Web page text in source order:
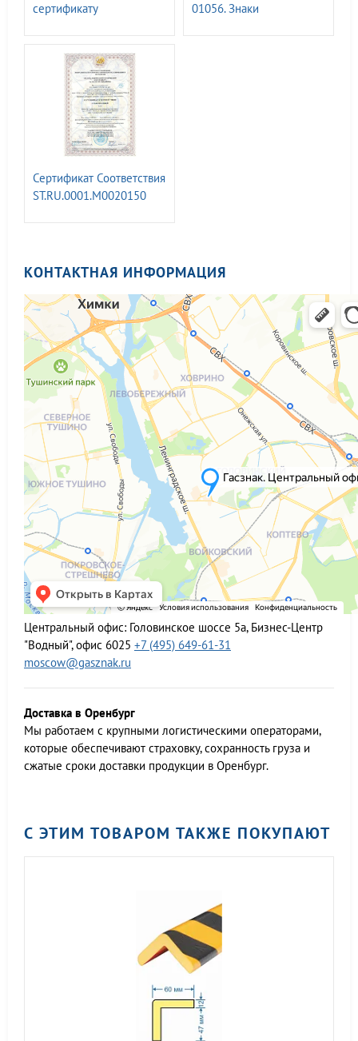
сертификату
применением
фотолюм.материалов.
ГОСТ 34428-2018
01056. Знаки
Сертификат Соответствия
ST.RU.0001.M0020150
КОНТАКТНАЯ ИНФОРМАЦИЯ
Центральный офис: Головинское шоссе 5а, Бизнес-Центр
"Водный", офис 6025 +7 (495) 649-61-31
moscow@gasznak.ru
Доставка в Оренбург
Мы работаем c крупными логистическими операторами,
которые обеспечивают страховку, сохранность груза и
сжатые сроки доставки продукции в Оренбург.
С ЭТИМ ТОВАРОМ ТАКЖЕ ПОКУПАЮТ